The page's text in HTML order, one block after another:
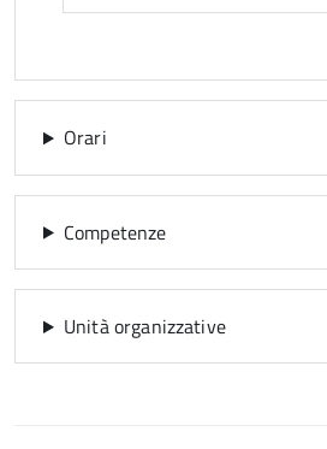
Orari
Competenze
Unità organizzative